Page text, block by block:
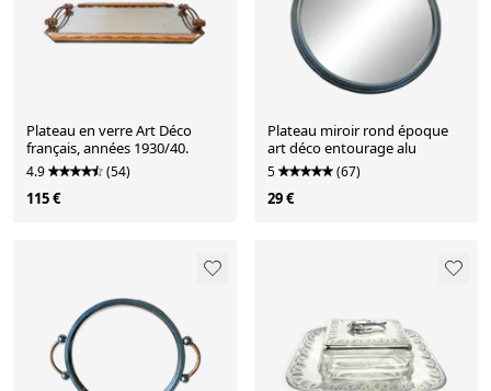
Plateau en verre Art Déco
français, années 1930/40.
4.9 (54)
115 €
Plateau miroir rond époque
art déco entourage alu
5 (67)
29 €